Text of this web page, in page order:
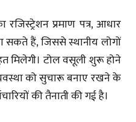
प्रमाण पत्र, आधार
सकते हैं, जिससे स्थानीय लोगों
मिलेगी। टोल वसूली शुरू होने
को सुचारू बनाए रखने के
की तैनाती की गई है।